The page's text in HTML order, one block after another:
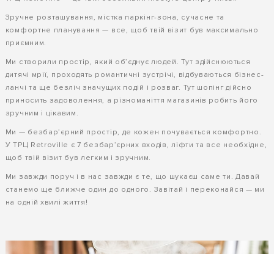
Зручне розташування, містка паркінг-зона, сучасне та
комфортне планування — все, щоб твій візит був максимально
приємним.
Ми створили простір, який об’єднує людей. Тут здійснюються
дитячі мрії, проходять романтичні зустрічі, відбуваються бізнес-
ланчі та ще безліч значущих подій і розваг. Тут шопінг дійсно
приносить задоволення, а різноманіття магазинів робить його
зручним і цікавим.
Ми — безбар’єрний простір, де кожен почувається комфортно.
У ТРЦ Retroville є 7 безбар’єрних входів, ліфти та все необхідне,
щоб твій візит був легким і зручним.
Ми завжди поруч і в нас завжди є те, що шукаєш саме ти. Давай
станемо ще ближче один до одного. Завітай і переконайся — ми
на одній хвилі життя!